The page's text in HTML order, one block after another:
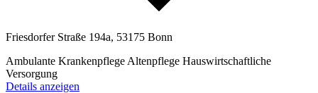
Friesdorfer Straße 194a, 53175 Bonn
Ambulante Krankenpflege Altenpflege Hauswirtschaftliche
Versorgung
Details anzeigen